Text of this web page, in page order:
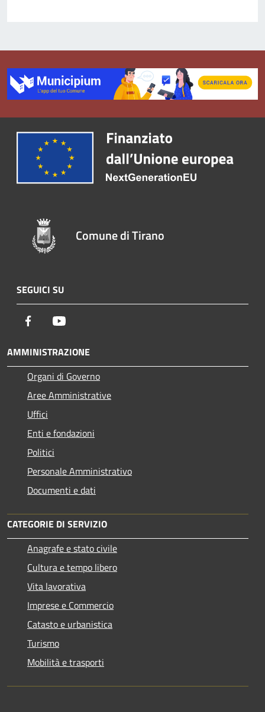
Comune di Tirano
SEGUICI SU
Facebook
AMMINISTRAZIONE
Organi di Governo
Aree Amministrative
Uffici
Enti e fondazioni
Politici
Personale Amministrativo
Documenti e dati
CATEGORIE DI SERVIZIO
Anagrafe e stato civile
Cultura e tempo libero
Vita lavorativa
Imprese e Commercio
Catasto e urbanistica
Turismo
Mobilità e trasporti